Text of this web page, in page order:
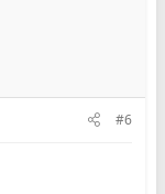
#6